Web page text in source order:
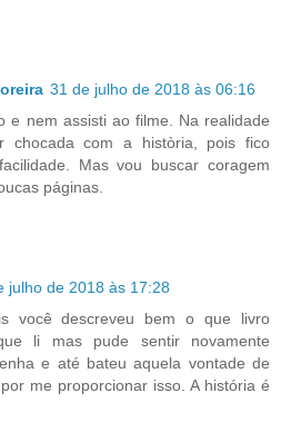
31 de julho de 2018 às 06:16
e nem assisti ao filme. Na realidade
chocada com a història, pois fico
Mas vou buscar coragem
páginas.
julho de 2018 às 17:28
você descreveu bem o que livro
li mas pude sentir novamente
e até bateu aquela vontade de
me proporcionar isso. A história é